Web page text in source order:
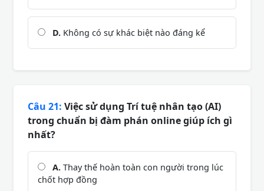
D. Không có sự khác biệt nào đáng kể
Câu 21: Việc sử dụng Trí tuệ nhân tạo (AI)
trong chuẩn bị đàm phán online giúp ích gì
nhất?
A. Thay thế hoàn toàn con người trong lúc
chốt hợp đồng